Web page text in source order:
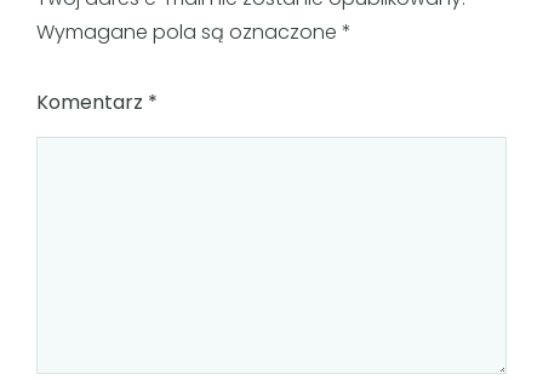
Wymagane pola są oznaczone *
Komentarz *